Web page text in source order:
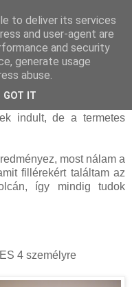
(laktóz- és
indult, de a termetes
most nálam a
fillérekért találtam az
így mindig tudok
4 személyre
to deliver its services
and user-agent are
and security
generate usage
abuse.
GOT IT